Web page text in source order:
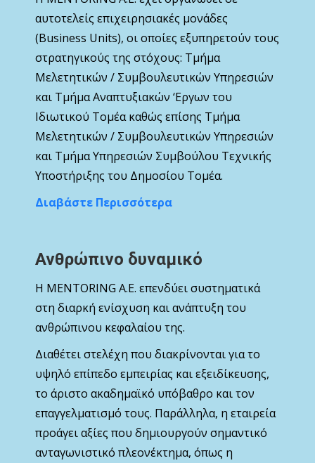
αυτοτελείς επιχειρησιακές μονάδες
(Business Units), οι οποίες εξυπηρετούν τους
στρατηγικούς της στόχους: Τμήμα
Μελετητικών / Συμβουλευτικών Υπηρεσιών
και Τμήμα Αναπτυξιακών ‘Εργων του
Ιδιωτικού Τομέα καθώς επίσης Τμήμα
Μελετητικών / Συμβουλευτικών Υπηρεσιών
και Τμήμα Υπηρεσιών Συμβούλου Τεχνικής
Υποστήριξης του Δημοσίου Τομέα.
Διαβάστε Περισσότερα
Ανθρώπινο δυναμικό
Η MENTORING Α.Ε. επενδύει συστηματικά
στη διαρκή ενίσχυση και ανάπτυξη του
ανθρώπινου κεφαλαίου της.
Διαθέτει στελέχη που διακρίνονται για το
υψηλό επίπεδο εμπειρίας και εξειδίκευσης,
το άριστο ακαδημαϊκό υπόβαθρο και τον
επαγγελματισμό τους. Παράλληλα, η εταιρεία
προάγει αξίες που δημιουργούν σημαντικό
ανταγωνιστικό πλεονέκτημα, όπως η